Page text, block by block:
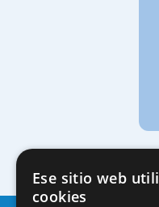
Ese sitio web
cookies